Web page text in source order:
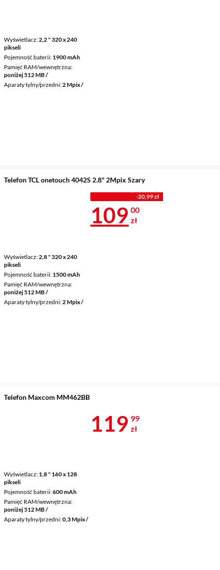
Wyświetlacz 2,2 " 320 x 240
pikseli
Pojemność baterii 1900 mAh
Pamięć RAM/wewnętrzna
poniżej 512 MB /
Aparaty tylny/przedni 2 Mpix /
Telefon TCL onetouch 4042S 2.8" 2Mpix Szary
Wyświetlacz 2,8 " 320 x 240
pikseli
Pojemność baterii 1500 mAh
Pamięć RAM/wewnętrzna
poniżej 512 MB /
Aparaty tylny/przedni 2 Mpix /
-20,99 zł
Cena 109 zł
109 00
zł
Telefon Maxcom MM462BB
Wyświetlacz 1,8 " 160 x 128
pikseli
Pojemność baterii 600 mAh
Pamięć RAM/wewnętrzna
poniżej 512 MB /
Aparaty tylny/przedni 0,3 Mpix /
Cena 119,99
119 99
zł